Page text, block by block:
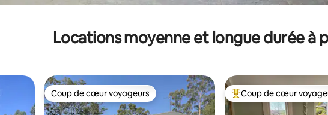
Locations moyenne et longue durée à
appréciés Coup de cœur voyageurs
Coup de cœur voyageurs Coups de cœur
Coup de cœur